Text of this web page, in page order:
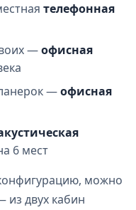
телефонная
—офисная
—офисная
6 мест
можно
из двух кабин